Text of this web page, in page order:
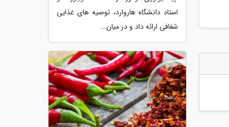
استاد دانشگاه هاروارد، توصیه های غذایی
شفافی ارائه داد و در میان...